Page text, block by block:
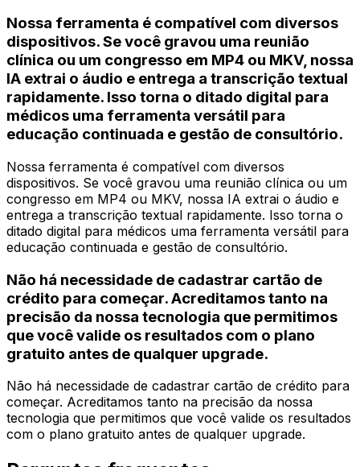
Nossa ferramenta é compatível com diversos
dispositivos. Se você gravou uma reunião
clínica ou um congresso em MP4 ou MKV, nossa
IA extrai o áudio e entrega a transcrição textual
rapidamente. Isso torna o ditado digital para
médicos uma ferramenta versátil para
educação continuada e gestão de consultório.
Nossa ferramenta é compatível com diversos
dispositivos. Se você gravou uma reunião clínica ou um
congresso em MP4 ou MKV, nossa IA extrai o áudio e
entrega a transcrição textual rapidamente. Isso torna o
ditado digital para médicos uma ferramenta versátil para
educação continuada e gestão de consultório.
Não há necessidade de cadastrar cartão de
crédito para começar. Acreditamos tanto na
precisão da nossa tecnologia que permitimos
que você valide os resultados com o plano
gratuito antes de qualquer upgrade.
Não há necessidade de cadastrar cartão de crédito para
começar. Acreditamos tanto na precisão da nossa
tecnologia que permitimos que você valide os resultados
com o plano gratuito antes de qualquer upgrade.